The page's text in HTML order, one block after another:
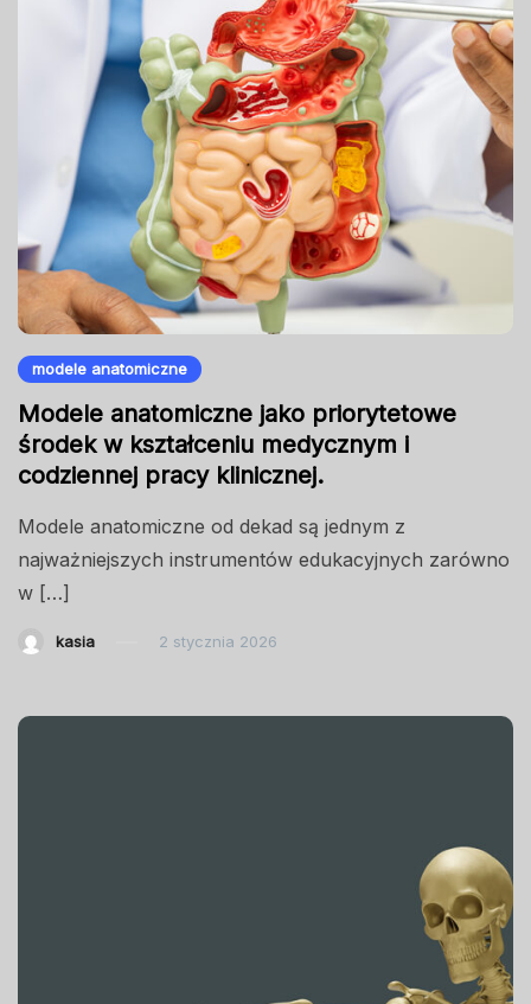
modele anatomiczne
Modele anatomiczne jako priorytetowe
środek w kształceniu medycznym i
codziennej pracy klinicznej.
Modele anatomiczne od dekad są jednym z
najważniejszych instrumentów edukacyjnych zarówno
w […]
kasia 2 stycznia 2026